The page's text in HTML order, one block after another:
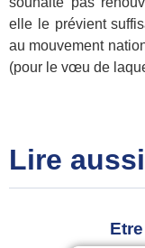
elle le prévient
au mouvement
(pour le vœu de
Lire aussi